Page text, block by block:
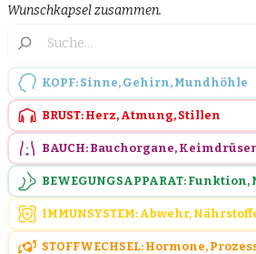
Wunschkapsel zusammen.
KOPF: Sinne, Gehirn, Mundhöhle
BRUST: Herz, Atmung, Stillen
BAUCH: Bauchorgane,
BEWEGUNGSAPPARAT: Funktion,
IMMUNSYSTEM: Abwehr,
STOFFWECHSEL: Hormone,